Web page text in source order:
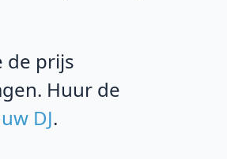
de prijs
Huur de
DJ.